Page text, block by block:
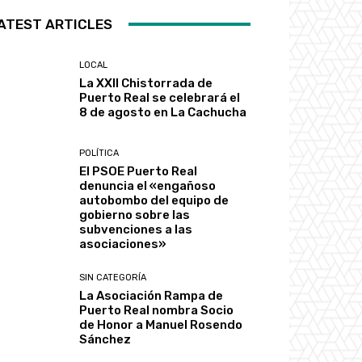
ARTICLES
LOCAL
La XXII Chistorrada de
Puerto Real se celebrará el
8 de agosto en La Cachucha
POLÍTICA
El PSOE Puerto Real
denuncia el «engañoso
autobombo del equipo de
gobierno sobre las
subvenciones a las
asociaciones»
SIN CATEGORÍA
La Asociación Rampa de
Puerto Real nombra Socio
de Honor a Manuel Rosendo
Sánchez